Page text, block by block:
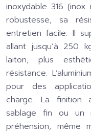
inoxydable 316
robustesse, sa
entretien facile. Il
allant jusqu’à 250
laiton, plus
résistance.
pour des
charge. La finition
sablage fin ou un
préhension, même